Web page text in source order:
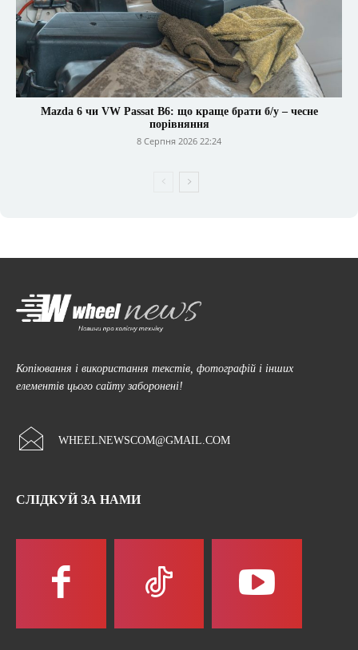
Mazda 6 чи VW Passat B6: що краще брати б/у – чесне
порівняння
8 Серпня 2026 22:24
Копіювання і використання текстів, фотографій і інших
елементів цього сайту заборонені!
WHEELNEWSCOM@GMAIL.COM
СЛІДКУЙ ЗА НАМИ